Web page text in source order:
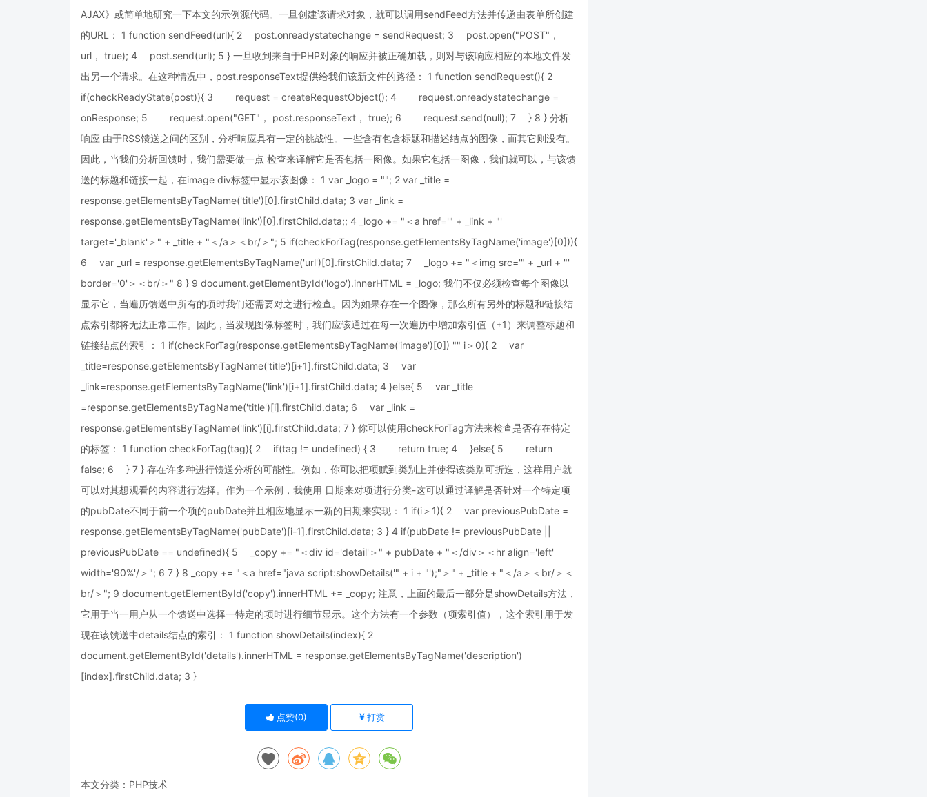
AJAX》或简单地研究一下本文的示例源代码。一旦创建该请求对象，就可以调用sendFeed方法并传递由表单所创建
的URL： 1 function sendFeed(url){ 2 post.onreadystatechange = sendRequest; 3 post.open("POST"，
url， true); 4 post.send(url); 5 } 一旦收到来自于PHP对象的响应并被正确加载，则对与该响应相应的本地文件发
出另一个请求。在这种情况中，post.responseText提供给我们该新文件的路径： 1 function sendRequest(){ 2
if(checkReadyState(post)){ 3 request = createRequestObject(); 4 request.onreadystatechange =
onResponse; 5 request.open("GET"， post.responseText， true); 6 request.send(null); 7 } 8 } 分析
响应 由于RSS馈送之间的区别，分析响应具有一定的挑战性。一些含有包含标题和描述结点的图像，而其它则没有。
因此，当我们分析回馈时，我们需要做一点 检查来译解它是否包括一图像。如果它包括一图像，我们就可以，与该馈
送的标题和链接一起，在image div标签中显示该图像： 1 var _logo = ""; 2 var _title =
response.getElementsByTagName('title')[0].firstChild.data; 3 var _link =
response.getElementsByTagName('link')[0].firstChild.data;; 4 _logo += "＜a href='" + _link + "'
target='_blank'＞" + _title + "＜/a＞＜br/＞"; 5 if(checkForTag(response.getElementsByTagName('image')[0])){
6 var _url = response.getElementsByTagName('url')[0].firstChild.data; 7 _logo += "＜img src='" + _url + "'
border='0'＞＜br/＞" 8 } 9 document.getElementById('logo').innerHTML = _logo; 我们不仅必须检查每个图像以
显示它，当遍历馈送中所有的项时我们还需要对之进行检查。因为如果存在一个图像，那么所有另外的标题和链接结
点索引都将无法正常工作。因此，当发现图像标签时，我们应该通过在每一次遍历中增加索引值（+1）来调整标题和
链接结点的索引： 1 if(checkForTag(response.getElementsByTagName('image')[0]) "" i＞0){ 2 var
_title=response.getElementsByTagName('title')[i+1].firstChild.data; 3 var
_link=response.getElementsByTagName('link')[i+1].firstChild.data; 4 }else{ 5 var _title
=response.getElementsByTagName('title')[i].firstChild.data; 6 var _link =
response.getElementsByTagName('link')[i].firstChild.data; 7 } 你可以使用checkForTag方法来检查是否存在特定
的标签： 1 function checkForTag(tag){ 2 if(tag != undefined) { 3 return true; 4 }else{ 5 return
false; 6 } 7 } 存在许多种进行馈送分析的可能性。例如，你可以把项赋到类别上并使得该类别可折迭，这样用户就
可以对其想观看的内容进行选择。作为一个示例，我使用 日期来对项进行分类-这可以通过译解是否针对一个特定项
的pubDate不同于前一个项的pubDate并且相应地显示一新的日期来实现： 1 if(i＞1){ 2 var previousPubDate =
response.getElementsByTagName('pubDate')[i-1].firstChild.data; 3 } 4 if(pubDate != previousPubDate ||
previousPubDate == undefined){ 5 _copy += "＜div id='detail'＞" + pubDate + "＜/div＞＜hr align='left'
width='90%'/＞"; 6 7 } 8 _copy += "＜a href="java script:showDetails('" + i + "');"＞" + _title + "＜/a＞＜br/＞＜
br/＞"; 9 document.getElementById('copy').innerHTML += _copy; 注意，上面的最后一部分是showDetails方法，
它用于当一用户从一个馈送中选择一特定的项时进行细节显示。这个方法有一个参数（项索引值），这个索引用于发
现在该馈送中details结点的索引： 1 function showDetails(index){ 2
document.getElementById('details').innerHTML = response.getElementsByTagName('description')
[index].firstChild.data; 3 }
点赞(0) 打赏
本文分类： PHP技术